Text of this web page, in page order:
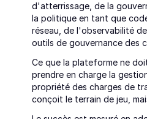
d'atterrissage, de la
la politique en tant que
réseau, de l'observabilité
outils de gouvernance des
Ce que la plateforme ne
prendre en charge la
propriété des charges de
conçoit le terrain de jeu,